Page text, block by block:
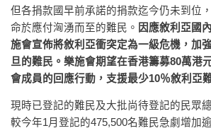
但各捐款國早前承諾的捐款迄今仍未到位
命於應付洶湧而至的難民。 因應敘利亞國
施會宣佈將敘利亞衝突定為一級危機，加
旦的難民。樂施會期望在香港籌募80萬港
會成員的回應行動，支援最少10％敘利亞
現時已登記的難民及大批尚待登記的民眾
較今年1月登記的475,500名難民急劇增加